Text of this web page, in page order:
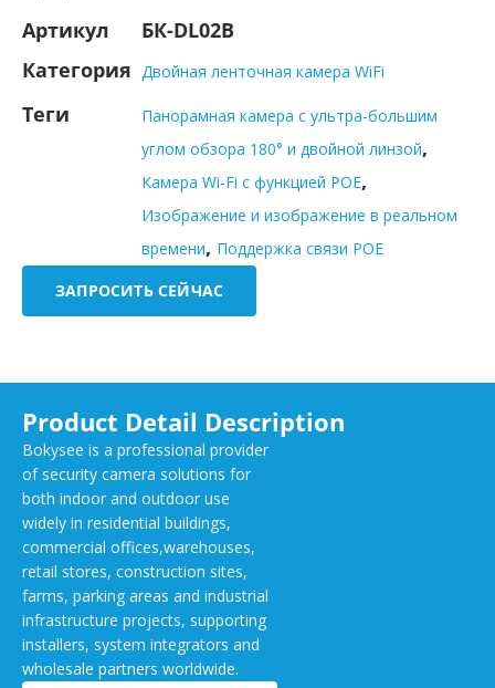
Артикул
БК-DL02B
Категория Двойная ленточная камера WiFi
Теги
Панорамная камера с ультра-большим
углом обзора 180° и двойной линзой,
Камера Wi-Fi с функцией POE,
Изображение и изображение в реальном
времени, Поддержка связи POE
ЗАПРОСИТЬ СЕЙЧАС
Product Detail Description
Bokysee is a professional provider
of security camera solutions for
both indoor and outdoor use
widely in residential buildings,
commercial offices,warehouses,
retail stores, construction sites,
farms, parking areas and industrial
infrastructure projects, supporting
installers, system integrators and
wholesale partners worldwide.